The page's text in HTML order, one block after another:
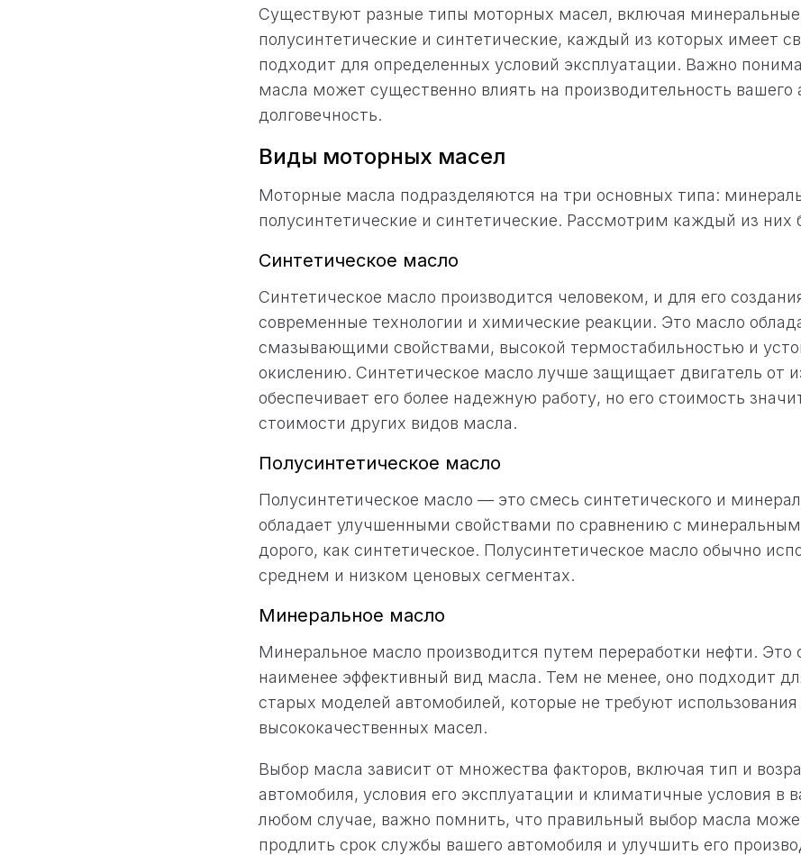
Существуют разные типы моторных масел, включая
полусинтетические и синтетические, каждый из которых имеет
подходит для определенных условий эксплуатации. Важно
масла может существенно влиять на производительность вашего
долговечность.
Виды моторных масел
Моторные масла подразделяются на три основных типа:
полусинтетические и синтетические. Рассмотрим каждый из них
Синтетическое масло
Синтетическое масло производится человеком, и для его
современные технологии и химические реакции. Это масло
смазывающими свойствами, высокой термостабильностью и
окислению. Синтетическое масло лучше защищает двигатель от
обеспечивает его более надежную работу, но его стоимость
стоимости других видов масла.
Полусинтетическое масло
Полусинтетическое масло — это смесь синтетического и
обладает улучшенными свойствами по сравнению с
дорого, как синтетическое. Полусинтетическое масло обычно
среднем и низком ценовых сегментах.
Минеральное масло
Минеральное масло производится путем переработки нефти.
наименее эффективный вид масла. Тем не менее, оно подходит
старых моделей автомобилей, которые не требуют использования
высококачественных масел.
Выбор масла зависит от множества факторов, включая тип и
автомобиля, условия его эксплуатации и климатичные условия в
любом случае, важно помнить, что правильный выбор масла
продлить срок службы вашего автомобиля и улучшить его